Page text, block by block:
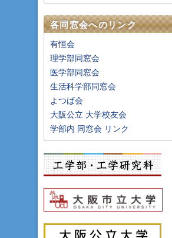
各同窓会へのリンク
有恒会
理学部同窓会
医学部同窓会
生活科学部同窓会
よつば会
大阪公立 大学校友会
学部内 同窓会 リンク